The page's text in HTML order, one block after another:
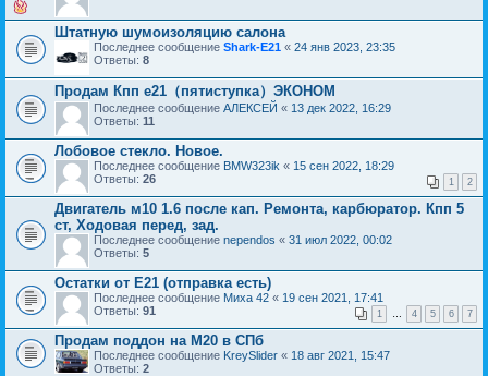
Штатную шумоизоляцию салона
Последнее сообщение Shark-E21 « 24 янв 2023, 23:35
Ответы: 8
Продам Кпп е21（пятиступка）ЭКОНОМ
Последнее сообщение АЛЕКСЕЙ « 13 дек 2022, 16:29
Ответы: 11
Лобовое стекло. Новое.
Последнее сообщение BMW323ik « 15 сен 2022, 18:29
Ответы: 26 1 2
Двигатель м10 1.6 после кап. Ремонта, карбюратор. Кпп 5
ст, Ходовая перед, зад.
Последнее сообщение nependos « 31 июл 2022, 00:02
Ответы: 5
Остатки от Е21 (отправка есть)
Последнее сообщение Миха 42 « 19 сен 2021, 17:41
Ответы: 91 1 … 4 5 6 7
Продам поддон на М20 в СПб
Последнее сообщение KreySlider « 18 авг 2021, 15:47
Ответы: 2